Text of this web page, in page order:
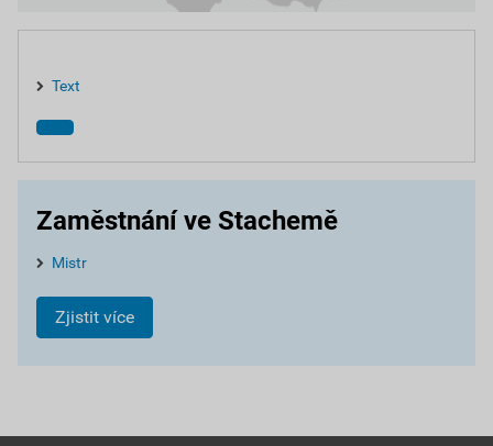
Text
Zaměstnání ve Stachemě
Mistr
Zjistit více